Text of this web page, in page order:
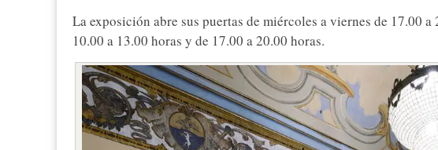
La exposición abre sus puertas de miércoles a viernes de 17.00
10.00 a 13.00 horas y de 17.00 a 20.00 horas.